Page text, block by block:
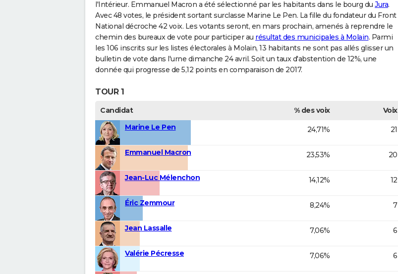
l'Intérieur. Emmanuel Macron a été sélectionné par les habitants dans le bourg du Jura.
Avec 48 votes, le président sortant surclasse Marine Le Pen. La fille du fondateur du Front
National décroche 42 voix. Les votants seront, en mars prochain, amenés à reprendre le
chemin des bureaux de vote pour participer au résultat des municipales à Molain. Parmi
les 106 inscrits sur les listes électorales à Molain, 13 habitants ne sont pas allés glisser un
bulletin de vote dans l'urne dimanche 24 avril. Soit un taux d'abstention de 12%, une
donnée qui progresse de 5,12 points en comparaison de 2017.
TOUR 1
Candidat % des voix
Voix
Marine Le Pen
24,71% 21
Emmanuel Macron 23,53% 20
Jean-Luc Mélenchon 14,12% 12
Éric Zemmour 8,24% 7
Jean Lassalle 7,06% 6
Valérie Pécresse 7,06% 6